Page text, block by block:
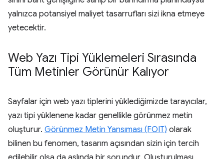
yalnızca potansiyel maliyet tasarrufları sizi ikna etmeye
yetecektir.
Web Yazı Tipi Yüklemeleri Sırasında
Tüm Metinler Görünür Kalıyor
Sayfalar için web yazı tiplerini yüklediğimizde tarayıcılar,
yazı tipi yüklenene kadar genellikle görünmez metin
oluşturur. Görünmez Metin Yansıması (FOIT) olarak
bilinen bu fenomen, tasarım açısından sizin için tercih